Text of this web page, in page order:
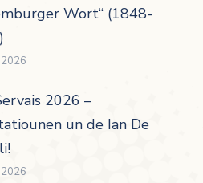
Wort“ (1848-
2026 –
un de Ian De